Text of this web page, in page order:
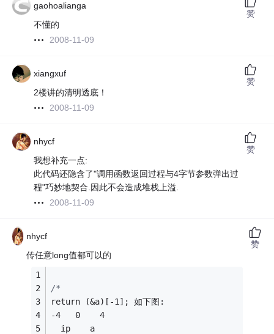
gaohoalianga
不懂的
2008-11-09
赞
xiangxuf
2楼讲的清明透底！
2008-11-09
赞
nhycf
我想补充一点:
此代码还隐含了"调用函数返回过程与4字节参数弹出过
程"巧妙地契合.因此不会造成堆栈上溢.
2008-11-09
赞
nhycf
传任意long值都可以的
/*
return (&a)[-1]; 如下图:
-4   0    4
  ip    a
赞